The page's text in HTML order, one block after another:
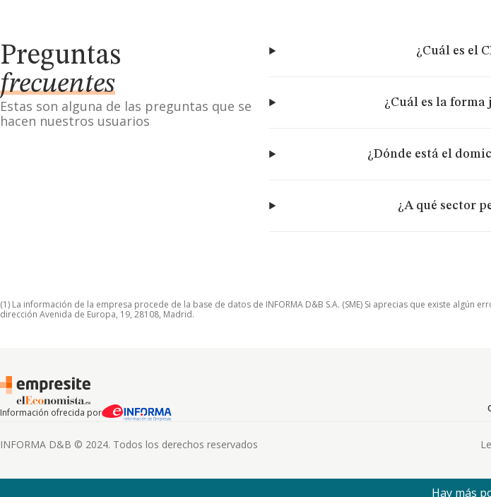
Preguntas
frecuentes
Estas son alguna de las preguntas que se
hacen nuestros usuarios
¿Cuál es el
¿Cuál es la forma
¿Dónde está el
¿A qué sector
(1) La información de la empresa procede de la base de datos de INFORMA D&B S.A. (SME) Si aprecias que existe
dirección Avenida de Europa, 19, 28108, Madrid.
Información ofrecida por
INFORMA D&B © 2024. Todos los derechos reservados
Hay más